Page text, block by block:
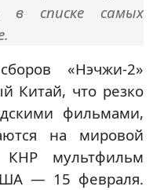
в списке самых
«Нэчжи-2»
Китай, что резко
фильмами,
на мировой
КНР мультфильм
— 15 февраля.